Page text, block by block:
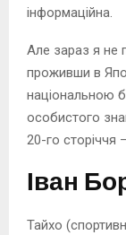
інформаційна.
Але зараз я не
проживши в
національною
особистого
20-го сторіччя
Іван
Тайхо